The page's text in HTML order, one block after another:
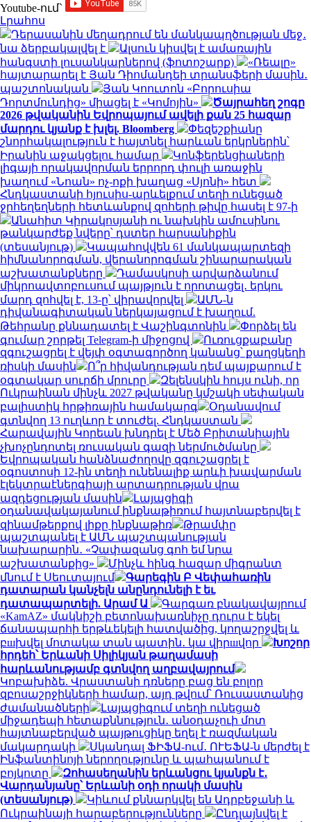
Youtube-ում`
Լրահոս
Դերասանին մեղադրում են մանկապղծության մեջ․
նա ձերբակալվել է
Ալսուն կիսվել է ամառային
հանգստի լուսանկարներով (ֆոտոշարք)
«Ռեալը»
հայտարարել է Յան Դիոմանդեի տրանսֆերի մասին․
պաշտոնական
Յան Կոուտոն «Բորուսիա
Դորտմունդից» միացել է «Կոմոյին»
Ծայրահեղ շոգը
2026 թվականին Եվրոպայում ավելի քան 25 հազար
մարդու կյանք է խլել. Bloomberg
Փեզեշքիանը
շնորհակալություն է հայտնել հարևան երկրներին՝
Իրանին աջակցելու համար
Կոնֆերենցիաների
լիգայի որակավորման երրորդ փուլի առաջին
խաղում «Նոան» ոչ-ոքի խաղաց «Սյոնի» հետ
Հնդկաստանի հյուսիս-արևելքում տեղի ունեցած
ջրհեղեղների հետևանքով զոհերի թիվը հասել է 97-ի
Անահիտ Կիրակոսյանի ու նախկին ամուսինու
թանկարժեք նվերը՝ դստեր հարսանիքին
(տեսանյութ)
Կապահովվեն 61 մանկապարտեզի
հիմնանորոգման, վերանորոգման շինարարական
աշխատանքները
Դամասկոսի արվարձանում
միկրոավտոբուսում պայթյուն է որոտացել․ երկու
մարդ զոհվել է, 13-ը՝ վիրավորվել
ԱՄՆ-ն
դիվանագիտական ներկայացում է խաղում.
Թեհրանը քննադատել է Վաշինգտոնին
Փորձել են
գումար շորթել Telegram-ի միջոցով
Ուռուցքաբանը
զգուշացրել է վեյփ օգտագործող կանանց՝ քաղցկեղի
ռիսկի մասին
Ո՞ր հիվանդության դեմ պայքարում է
օգտակար սուրճի մրուրը
Զելենսկին հույս ունի, որ
Ուկրաինան մինչև 2027 թվականը կմշակի սեփական
բալիստիկ հրթիռային համակարգ
Օդանավում
գտնվող 13 ուղևոր է տուժել. Հնդկաստան
Հարավային Կորեան խնդրել է Մեծ Բրիտանիային
չխոչընդոտել ռուսական գազի ներմուծմանը
Եվրոպական հանձնաժողովը զգուշացրել է
օգոստոսի 12-ին տեղի ունենալիք արևի խավարման
էլեկտրաէներգիայի արտադրության վրա
ազդեցության մասին
Լայպցիգի
օդանավակայանում ինքնաթիռում հայտնաբերվել է
զինամթերքով լիքը ինքնաթիռ
Թրամփը
պաշտպանել է ԱՄՆ պաշտպանության
նախարարին․ «Չափազանց գոհ եմ նրա
աշխատանքից»
Մինչև հինգ հազար միգրանտ
մնում է Սեուտայում
Գարեգին Բ Վեփահառին
դատարան կանչելն անընդունելի է եւ
դատապարտելի. Արամ Ա
Գարգառ բնակավայրում
«KamAZ» մակնիշի բետոնախառնիչը դուրս է եկել
ճանապարհի երթևեկելի հատվածից, կողաշրջվել և
բшխվել մոտակա տան պատին․ կա վիրшվոր
Խոշոր
հրդեհ՝ Երևանի Սիլիկյան թաղամասի
հարևանությամբ գտնվող աղբավայրում
Կոբախիձե. Վրաստանի դռները բաց են բոլոր
զբոսաշրջիկների համար, այդ թվում՝ Ռուսաստանից
ժամանածների
Լայպցիգում տեղի ունեցած
միջադեպի հետաքննություն․ անօդաչուի մոտ
հայտնաբերված պայթուցիկը եղել է ռազմական
մակարդակի
Սկանդալ ՖԻՖԱ-ում․ ՈՒԵՖԱ-ն մերժել է
Ինֆանտինոյի ներողությունը և պահպանում է
բոյկոտը
Զոհասեղանին երևանցու կյանքն է․
Վարդանյանը՝ Երևանի օդի որակի մասին
(տեսանյութ)
Կիևում քննարկվել են Ադրբեջանի և
Ուկրաինայի հարաբերությունները
Ընդլայնվել է